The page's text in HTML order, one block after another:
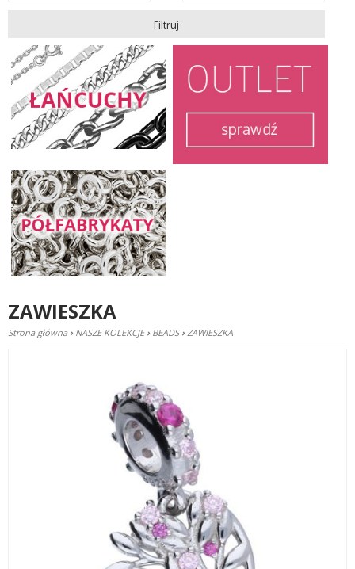
Filtruj
ZAWIESZKA
Strona główna › NASZE KOLEKCJE › BEADS › ZAWIESZKA